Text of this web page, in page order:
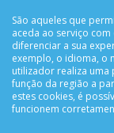
APOIO AO
Criar Conta
As Minhas
Lista de Desejos
São aqueles que
aceda ao serviço
diferenciar a sua
exemplo, o idioma, o
utilizador realiza uma
função da região a
estes cookies, é
funcionem